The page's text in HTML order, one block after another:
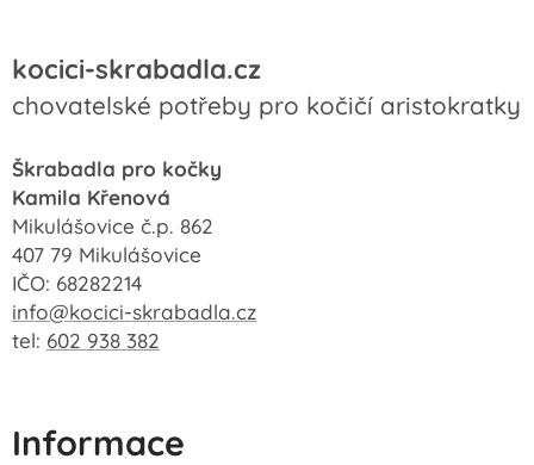
kocici-skrabadla.cz
chovatelské potřeby pro kočičí aristokratky
Škrabadla pro kočky
Kamila Křenová
Mikulášovice č.p. 862
407 79 Mikulášovice
IČO: 68282214
info@kocici-skrabadla.cz
tel: 602 938 382
Informace